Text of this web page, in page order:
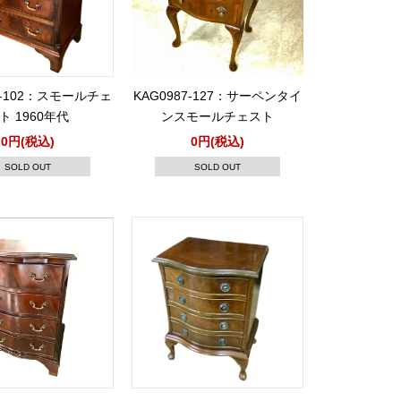
：スモールチェ
1960年代
0円(税込)
SOLD OUT
KAG0987-127：サーペンタイ
ンスモールチェスト
0円(税込)
SOLD OUT